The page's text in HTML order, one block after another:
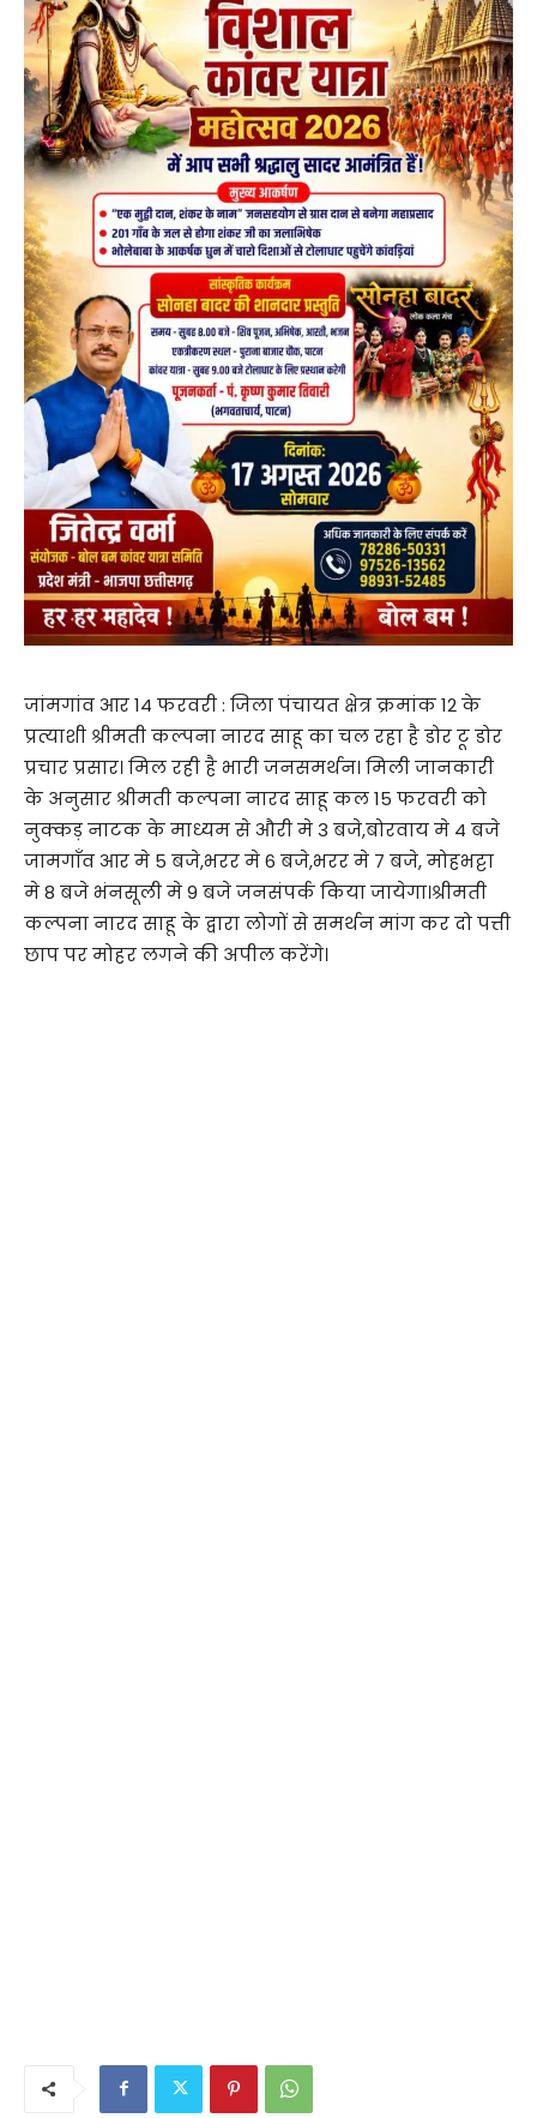
जांमगांव आर 14 फरवरी : जिला पंचायत क्षेत्र क्रमांक 12 के
प्रत्याशी श्रीमती कल्पना नारद साहू का चल रहा है डोर टू डोर
प्रचार प्रसार। मिल रही है भारी जनसमर्थन। मिली जानकारी
के अनुसार श्रीमती कल्पना नारद साहू कल 15 फरवरी को
नुक्कड़ नाटक के माध्यम से औरी मे 3 बजे,बोरवाय मे 4 बजे
जामगाँव आर मे 5 बजे,भरर मे 6 बजे,भरर मे 7 बजे, मोहभट्टा
मे 8 बजे भंनसूली मे 9 बजे जनसंपर्क किया जायेगा।श्रीमती
कल्पना नारद साहू के द्वारा लोगों से समर्थन मांग कर दो पत्ती
छाप पर मोहर लगने की अपील करेंगे।